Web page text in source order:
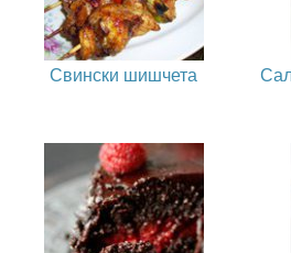
Свински шишчета